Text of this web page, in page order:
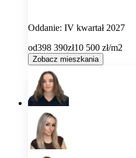
Oddanie: IV kwartał 2027
od398 390zł10 500 zł/m2
Zobacz mieszkania